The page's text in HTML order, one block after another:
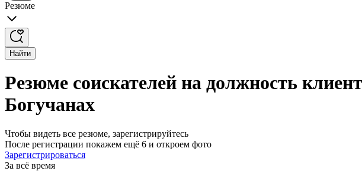
Резюме
Найти
Резюме соискателей на должность
Богучанах
Чтобы видеть все резюме, зарегистрируйтесь
После регистрации покажем ещё 6 и откроем фото
Зарегистрироваться
За всё время